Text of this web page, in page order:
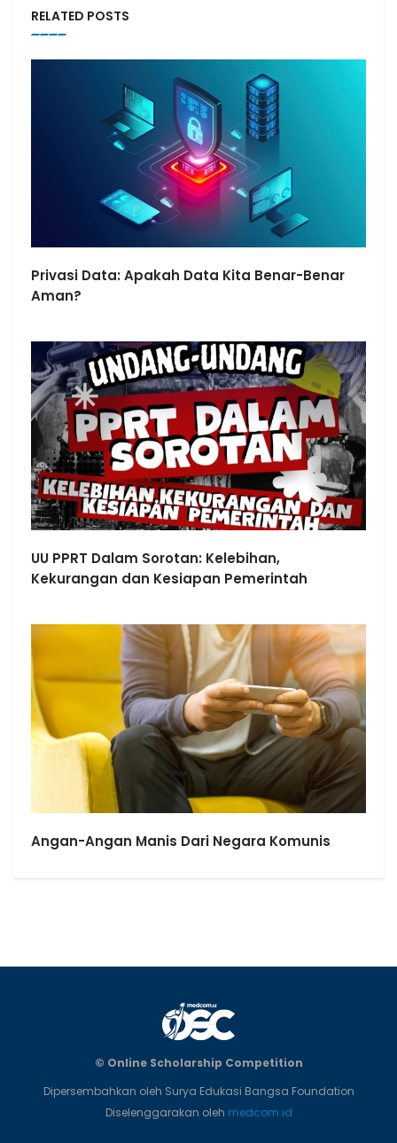
RELATED POSTS
Privasi Data: Apakah Data Kita Benar-Benar
Aman?
UU PPRT Dalam Sorotan: Kelebihan,
Kekurangan dan Kesiapan Pemerintah
Angan-Angan Manis Dari Negara Komunis
© Online Scholarship Competition
Dipersembahkan oleh Surya Edukasi Bangsa Foundation
Diselenggarakan oleh medcom.id